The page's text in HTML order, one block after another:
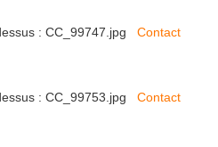
: CC_99747.jpg Contact
: CC_99753.jpg Contact